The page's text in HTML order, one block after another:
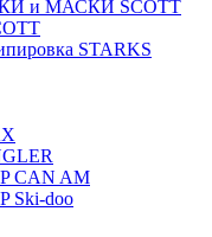
и МАСКИ SCOTT
STARKS
CAN AM
Ski-doo